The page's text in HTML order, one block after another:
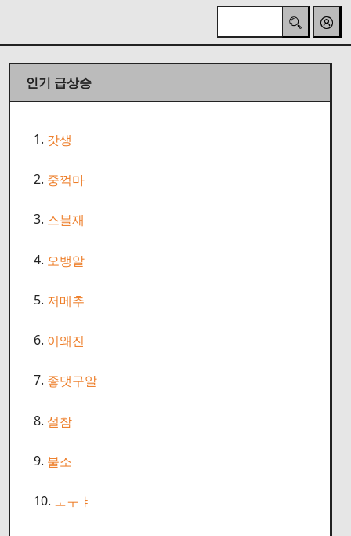
인기 급상승
1. 갓생
2. 중꺽마
3. 스블재
4. 오뱅알
5. 저메추
6. 이왜진
7. 좋댓구알
8. 설참
9. 불소
10. ㅗㅜㅑ